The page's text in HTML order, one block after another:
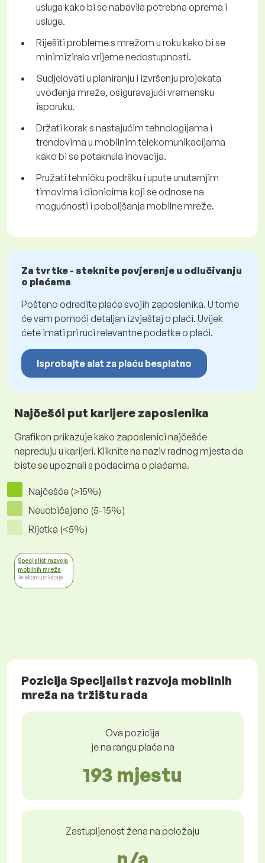
usluga kako bi se nabavila potrebna oprema i
usluge.
Riješiti probleme s mrežom u roku kako bi se
minimiziralo vrijeme nedostupnosti.
Sudjelovati u planiranju i izvršenju projekata
uvođenja mreže, osiguravajući vremensku
isporuku.
Držati korak s nastajućim tehnologijama i
trendovima u mobilnim telekomunikacijama
kako bi se potaknula inovacija.
Pružati tehničku podršku i upute unutarnjim
timovima i dionicima koji se odnose na
mogućnosti i poboljšanja mobilne mreže.
Za tvrtke - steknite povjerenje u odlučivanju
o plaćama
Pošteno odredite plaće svojih zaposlenika. U tome
će vam pomoći detaljan izvještaj o plaći. Uvijek
ćete imati pri ruci relevantne podatke o plaći.
Isprobajte alat za plaću besplatno
Najčešći put karijere zaposlenika
Grafikon prikazuje kako zaposlenici najčešće
napreduju u karijeri. Kliknite na naziv radnog mjesta da
biste se upoznali s podacima o plaćama.
Najčešće (>15%)
Neuobičajeno (5-15%)
Rijetka (<5%)
Specijalist razvoja
mobilnih mreža
Telekomunikacije
Pozicija Specijalist razvoja mobilnih
mreža na tržištu rada
Ova pozicija
je na rangu plaća na
193 mjestu
Zastupljenost žena na položaju